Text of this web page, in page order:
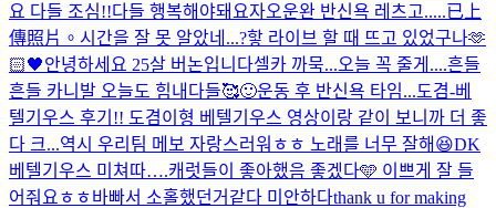
요 다들 조심!!다들 행복해야돼요자오운완 반신욕 레츠고.....已上
傳照片。 시간을 잘 못 알았네...?핳 라이브 할 때 뜨고 있었구나🫶
🏻🖤안녕하세요 25살 버논입니다셀카 까묵...오늘 꼭 줄게....흔들
흔들 카니발 오늘도 힘내다들🥰🙂운동 후 반신욕 타임...도겸-베
텔기우스 후기!! 도겸이형 베텔기우스 영상이랑 같이 보니까 더 좋
다 크...역시 우리팀 메보 자랑스러워ㅎㅎ 노래를 너무 잘해😆DK
베텔기우스 미쳐따….캐럿들이 좋아했음 좋겠다🩵 이쁘게 잘 들
어줘요ㅎㅎ바빠서 소홀했던거같다 미안하다thank u for making